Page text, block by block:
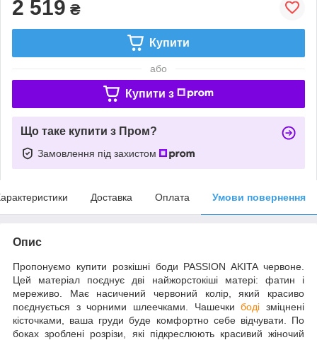
2 519 ₴
Купити
або
Купити з
Що таке купити з Пром?
Замовлення під захистом
Доставка Оплата Умови повернення
Опис
Пропонуємо купити розкішні боди PASSION AKITA червоне.
Цей матеріал поєднує дві найжорстокіші матері: фатин і
мереживо. Має насичений червоний колір, який красиво
поєднується з чорними шлеечками. Чашечкибоді зміцнені
кісточками, ваша груди буде комфортно себе відчувати. По
боках зроблені розрізи, які підкреслюють красивий жіночий